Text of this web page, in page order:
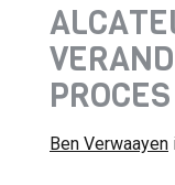
Ben Verwaayen